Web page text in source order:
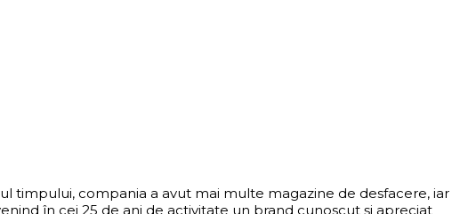
timpului, compania a avut mai multe magazine de desfacere, iar
în cei 25 de ani de activitate un brand cunoscut și apreciat